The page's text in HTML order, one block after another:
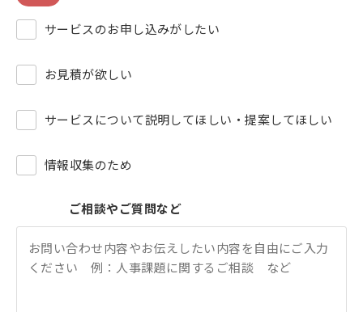
サービスのお申し込みがしたい
お見積が欲しい
サービスについて説明してほしい・提案してほしい
情報収集のため
ご相談やご質問など